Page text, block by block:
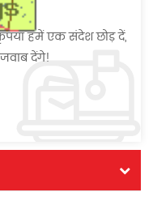
हमें एक संदेश छोड़ दें,
देंगे!